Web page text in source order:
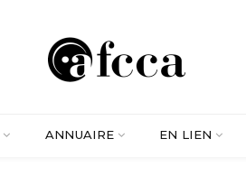
ANNUAIRE EN LIEN